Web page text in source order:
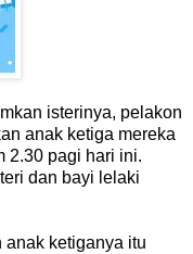
isterinya, pelakon
anak ketiga mereka
2.30 pagi hari ini.
dan bayi lelaki
anak ketiganya itu